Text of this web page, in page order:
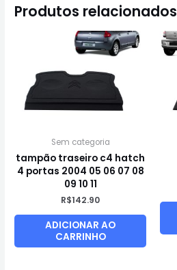
Produtos relacionados
Sem categoria
tampão traseiro c4 hatch
4 portas 2004 05 06 07 08
09 10 11
R$142.90
ADICIONAR AO
CARRINHO